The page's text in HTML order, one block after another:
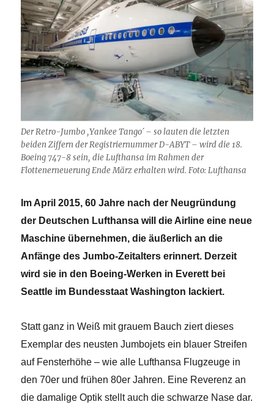
Der Retro-Jumbo ,Yankee Tango´ – so lauten die letzten
beiden Ziffern der Registriernummer D-ABYT – wird die 18.
Boeing 747-8 sein, die Lufthansa im Rahmen der
Flottenerneuerung Ende März erhalten wird. Foto: Lufthansa
Im April 2015, 60 Jahre nach der Neugründung
der Deutschen Lufthansa will die Airline eine neue
Maschine übernehmen, die äußerlich an die
Anfänge des Jumbo-Zeitalters erinnert. Derzeit
wird sie in den Boeing-Werken in Everett bei
Seattle im Bundesstaat Washington lackiert.
Statt ganz in Weiß mit grauem Bauch ziert dieses
Exemplar des neusten Jumbojets ein blauer Streifen
auf Fensterhöhe – wie alle Lufthansa Flugzeuge in
den 70er und frühen 80er Jahren. Eine Reverenz an
die damalige Optik stellt auch die schwarze Nase dar.